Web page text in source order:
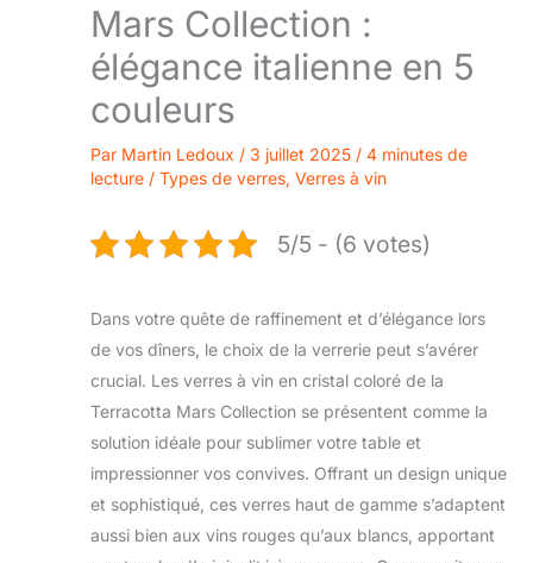
Mars Collection :
élégance italienne en 5
couleurs
Par Martin Ledoux / 3 juillet 2025 / 4 minutes de
lecture / Types de verres, Verres à vin
5/5 - (6 votes)
Dans votre quête de raffinement et d’élégance lors
de vos dîners, le choix de la verrerie peut s’avérer
crucial. Les verres à vin en cristal coloré de la
Terracotta Mars Collection se présentent comme la
solution idéale pour sublimer votre table et
impressionner vos convives. Offrant un design unique
et sophistiqué, ces verres haut de gamme s’adaptent
aussi bien aux vins rouges qu’aux blancs, apportant